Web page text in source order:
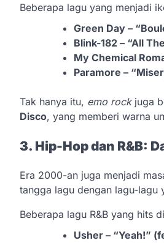
Beberapa lagu yang menjadi
Green Day –
Blink-182 – “All
My Chemical
Paramore –
Tak hanya itu, emo rockjuga
Disco, yang memberi warna
3. Hip-Hop dan R&B:
Era 2000-an juga menjadi
tangga lagu dengan lagu-lagu
Beberapa lagu R&B yang hits
Usher – “Yeah!”